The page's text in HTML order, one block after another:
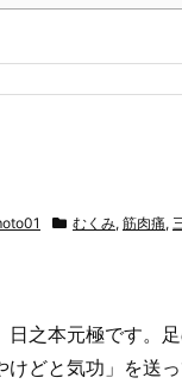
むくみ, 筋肉痛,
日之本元極です。
けどと気功」を送